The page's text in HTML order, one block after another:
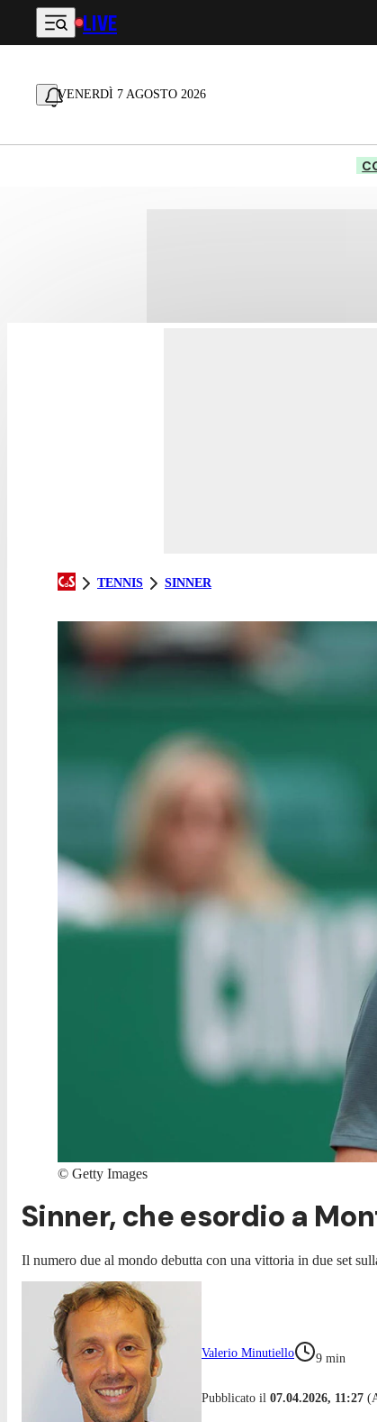
Vai al contenuto principale
LIVE
VENERDÌ 7 AGOSTO 2026
TENNIS SINNER
© Getty Images
Sinner, che esordio a
Il numero due al mondo debutta con una vittoria in due set
Valerio Minutiello 9 min
Pubblicato il 07.04.2026, 11:27